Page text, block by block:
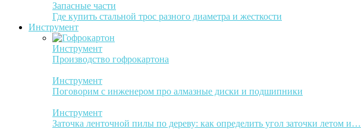
Запасные части
Где купить стальной трос разного диаметра и жесткости
Инструмент
Инструмент
Производство гофрокартона
Инструмент
Поговорим с инженером про алмазные диски и подшипники
Инструмент
Заточка ленточной пилы по дереву: как определить угол заточки летом и…